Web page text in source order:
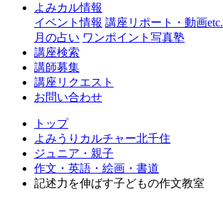
よみカル情報
イベント情報 講座リポート・動画etc.
月の占い ワンポイント写真塾
講座検索
講師募集
講座リクエスト
お問い合わせ
トップ
よみうりカルチャー北千住
ジュニア・親子
作文・英語・絵画・書道
記述力を伸ばす子どもの作文教室